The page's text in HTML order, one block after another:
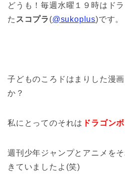
どうも！毎週水曜１９時はド
た スコプラ (@sukoplus)です。
子どものころドはまりした漫
か？
私にとってのそれは ドラゴン
週刊少年ジャンプとアニメを
きていましたよ(笑)